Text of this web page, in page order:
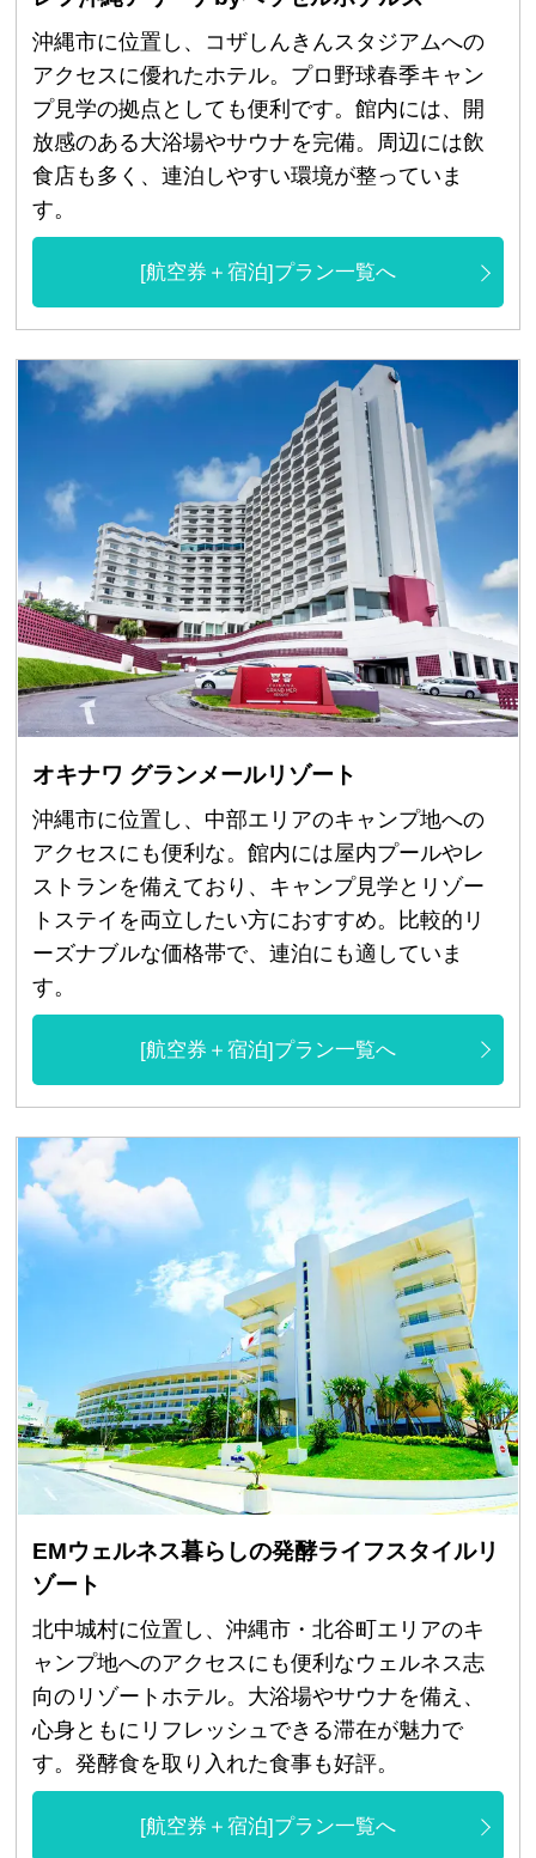
沖縄市に位置し、コザしんきんスタジアムへの
アクセスに優れたホテル。プロ野球春季キャン
プ見学の拠点としても便利です。館内には、開
放感のある大浴場やサウナを完備。周辺には飲
食店も多く、連泊しやすい環境が整っていま
す。
[航空券＋宿泊]プラン一覧へ
オキナワ グランメールリゾート
沖縄市に位置し、中部エリアのキャンプ地への
アクセスにも便利な。館内には屋内プールやレ
ストランを備えており、キャンプ見学とリゾー
トステイを両立したい方におすすめ。比較的リ
ーズナブルな価格帯で、連泊にも適していま
す。
[航空券＋宿泊]プラン一覧へ
EMウェルネス暮らしの発酵ライフスタイルリ
ゾート
北中城村に位置し、沖縄市・北谷町エリアのキ
ャンプ地へのアクセスにも便利なウェルネス志
向のリゾートホテル。大浴場やサウナを備え、
心身ともにリフレッシュできる滞在が魅力で
す。発酵食を取り入れた食事も好評。
[航空券＋宿泊]プラン一覧へ